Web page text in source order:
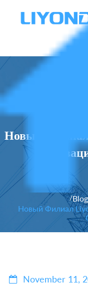
Новый
/
Новый Филиал
November 11,